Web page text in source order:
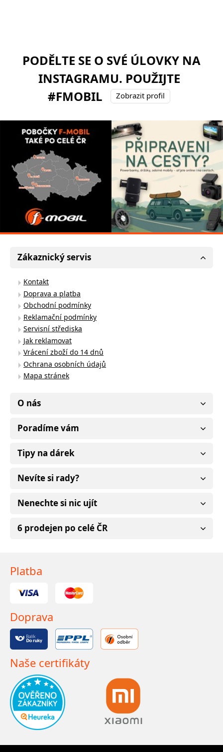
PODĚLTE SE O SVÉ ÚLOVKY NA
INSTAGRAMU. POUŽIJTE
#FMOBIL
Zobrazit profil
Zákaznický servis
Kontakt
Doprava a platba
Obchodní podmínky
Reklamační podmínky
Servisní střediska
Jak reklamovat
Vrácení zboží do 14 dnů
Ochrana osobních údajů
Mapa stránek
O nás
Poradíme vám
Tipy na dárek
Nevíte si rady?
Nenechte si nic ujít
6 prodejen po celé ČR
Platba
Doprava
Naše certifikáty